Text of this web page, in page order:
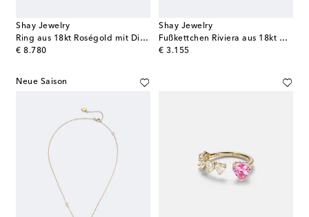
Shay Jewelry
Ring aus 18kt Roségold mit Diamanten
€ 8.780
original price
Shay Jewelry
Fußkettchen Riviera aus 18kt Gelbgold mit Diamant und Türkis
€ 3.155
original price
Neue Saison